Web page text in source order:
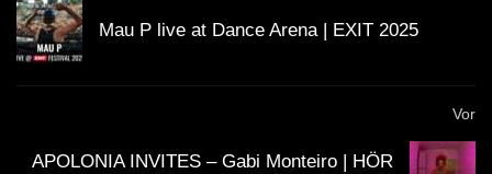
Mau P live at Dance Arena | EXIT 2025
Vor
APOLONIA INVITES – Gabi Monteiro | HÖR